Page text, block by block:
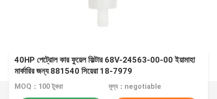
40HP পেট্রোল কার ফুয়েল ফিল্টার 68V-24563-00-00 ইয়ামাহা
মার্কারির জন্য 881540 সিয়েরা 18-7979
MOQ：100 টুকরা মূল্য：negotiable